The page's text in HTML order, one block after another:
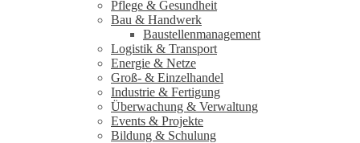
Pflege & Gesundheit
Bau & Handwerk
Baustellenmanagement
Logistik & Transport
Energie & Netze
Groß- & Einzelhandel
Industrie & Fertigung
Überwachung & Verwaltung
Events & Projekte
Bildung & Schulung